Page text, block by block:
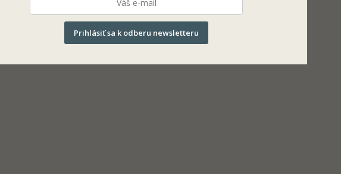
Prihlásiť sa k odberu newsletteru